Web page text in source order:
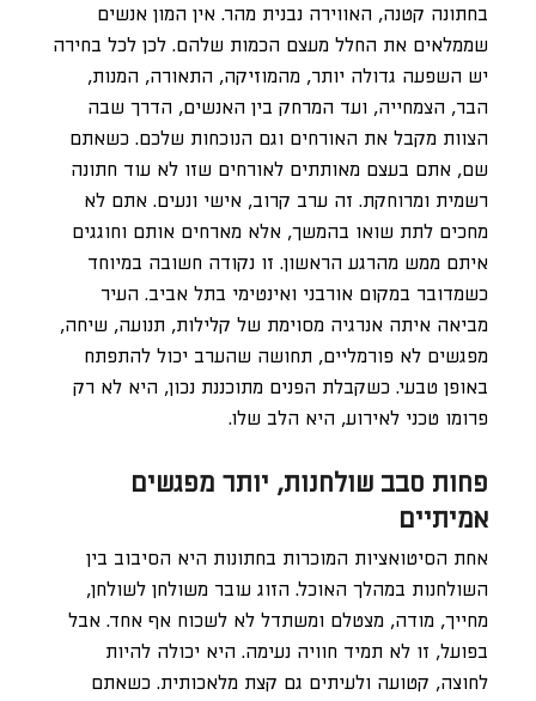
בחתונה קטנה, האווירה נבנית מהר. אין המון אנשים
שממלאים את החלל מעצם הכמות שלהם. לכן לכל בחירה
יש השפעה גדולה יותר, מהמוזיקה, התאורה, המנות,
הבר, הצמחייה, ועד המרחק בין האנשים, הדרך שבה
הצוות מקבל את האורחים וגם הנוכחות שלכם. כשאתם
שם, אתם בעצם מאותתים לאורחים שזו לא עוד חתונה
רשמית ומרוחקת. זה ערב קרוב, אישי ונעים. אתם לא
מחכים לתת שואו בהמשך, אלא מארחים אותם וחוגגים
איתם ממש מהרגע הראשון. זו נקודה חשובה במיוחד
כשמדובר במקום אורבני ואינטימי בתל אביב. העיר
מביאה איתה אנרגיה מסוימת של קלילות, תנועה, שיחה,
מפגשים לא פורמליים, תחושה שהערב יכול להתפתח
באופן טבעי. כשקבלת הפנים מתוכננת נכון, היא לא רק
פרומו טכני לאירוע, היא הלב שלו.
פחות סבב שולחנות, יותר מפגשים
אמיתיים
אחת הסיטואציות המוכרות בחתונות היא הסיבוב בין
השולחנות במהלך האוכל. הזוג עובר משולחן לשולחן,
מחייך, מודה, מצטלם ומשתדל לא לשכוח אף אחד. אבל
בפועל, זו לא תמיד חוויה נעימה. היא יכולה להיות
לחוצה, קטועה ולעיתים גם קצת מלאכותית. כשאתם